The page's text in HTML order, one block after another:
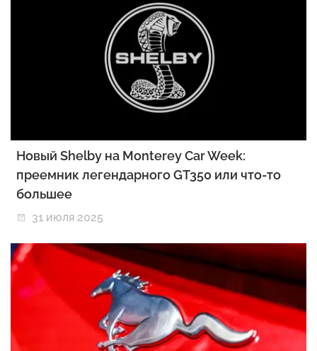
Новый Shelby на Monterey Car Week:
преемник легендарного GT350 или что-то
большее
31 июля 2025